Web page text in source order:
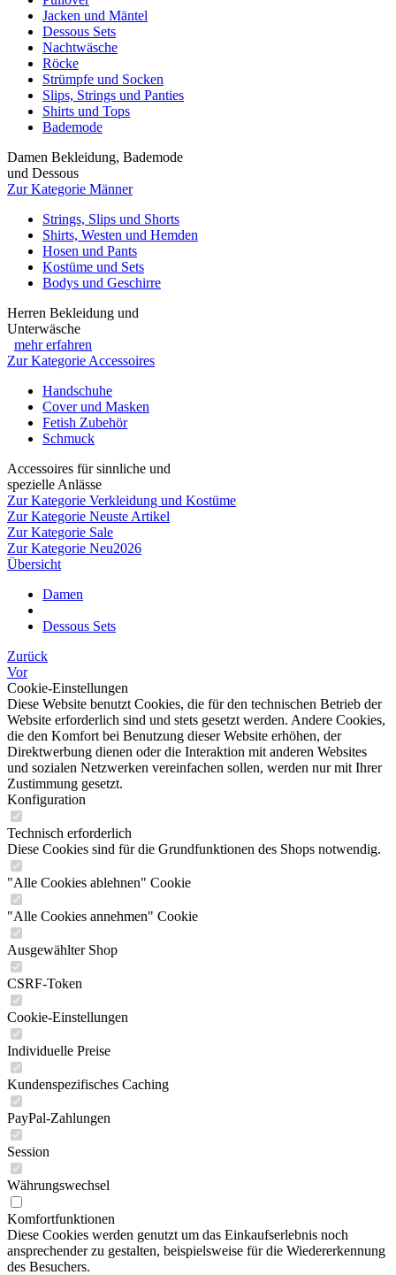
Jacken und Mäntel
Dessous Sets
Nachtwäsche
Röcke
Strümpfe und Socken
Slips, Strings und Panties
Shirts und Tops
Bademode
Damen Bekleidung, Bademode
und Dessous
Zur Kategorie Männer
Strings, Slips und Shorts
Shirts, Westen und Hemden
Hosen und Pants
Kostüme und Sets
Bodys und Geschirre
Herren Bekleidung und
Unterwäsche
mehr erfahren
Zur Kategorie Accessoires
Handschuhe
Cover und Masken
Fetish Zubehör
Schmuck
Accessoires für sinnliche und
spezielle Anlässe
Zur Kategorie Verkleidung und Kostüme
Zur Kategorie Neuste Artikel
Zur Kategorie Sale
Zur Kategorie Neu2026
Übersicht
Damen
Dessous Sets
Zurück
Vor
Cookie-Einstellungen
Diese Website benutzt Cookies, die für den technischen Betrieb der
Website erforderlich sind und stets gesetzt werden. Andere Cookies,
die den Komfort bei Benutzung dieser Website erhöhen, der
Direktwerbung dienen oder die Interaktion mit anderen Websites
und sozialen Netzwerken vereinfachen sollen, werden nur mit Ihrer
Zustimmung gesetzt.
Konfiguration
Technisch erforderlich
Diese Cookies sind für die Grundfunktionen des Shops notwendig.
"Alle Cookies ablehnen" Cookie
"Alle Cookies annehmen" Cookie
Ausgewählter Shop
CSRF-Token
Cookie-Einstellungen
Individuelle Preise
Kundenspezifisches Caching
PayPal-Zahlungen
Session
Währungswechsel
Komfortfunktionen
Diese Cookies werden genutzt um das Einkaufserlebnis noch
ansprechender zu gestalten, beispielsweise für die Wiedererkennung
des Besuchers.